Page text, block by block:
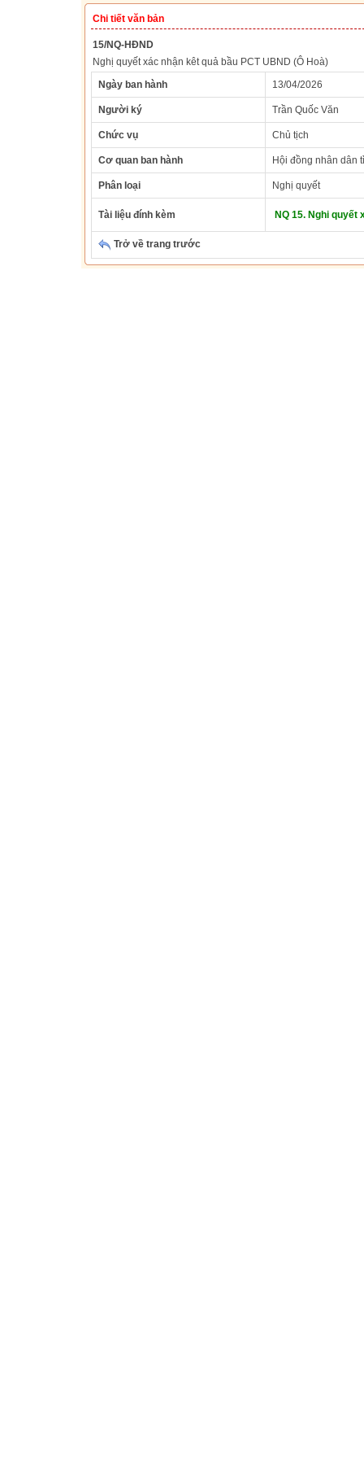
Chi tiết văn bản
15/NQ-HĐND
Nghị quyết xác nhận kêt quả bầu PCT UBND (Ô Hoà)
Ngày ban hành
13/04/2026
Người ký Trần Quốc Văn
Chức vụ Chủ tịch
Cơ quan ban hành Hội đồng nhân dân
Phân loại Nghị quyết
Tài liệu đính kèm NQ 15. Nghi quyết
Trở về trang trước